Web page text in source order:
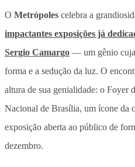
O Metrópoles celebra a
impactantes exposições já
Sergio Camargo — um gênio cuja
forma e a sedução da luz. O
altura de sua genialidade: o Foyer
Nacional de Brasília, um ícone da
exposição aberta ao público de
dezembro.